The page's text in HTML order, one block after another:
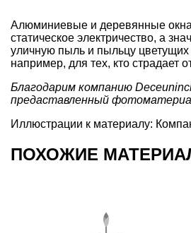
Алюминиевые и деревянные
статическое электричество, а
уличную пыль и пыльцу цветущих
например, для тех, кто страдает
Благодарим компанию
предаставленный
Иллюстрации к материалу:
ПОХОЖИЕ